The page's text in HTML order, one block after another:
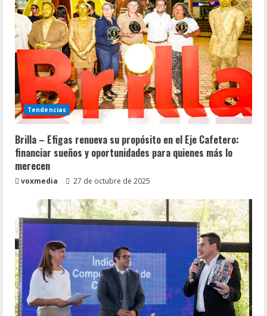
Tendencias
Brilla – Efigas renueva su propósito en el Eje Cafetero:
financiar sueños y oportunidades para quienes más lo
merecen
voxmedia 27 de octubre de 2025